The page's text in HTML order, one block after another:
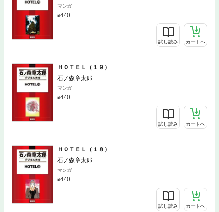
マンガ
440
試し読み カートへ
ＨＯＴＥＬ（１９）
石ノ森章太郎
マンガ
440
試し読み カートへ
ＨＯＴＥＬ（１８）
石ノ森章太郎
マンガ
440
試し読み カートへ